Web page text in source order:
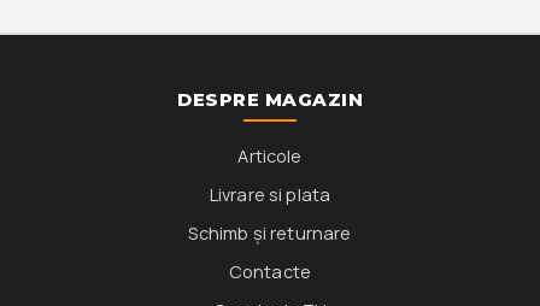
DESPRE MAGAZIN
Articole
Livrare si plata
Schimb și returnare
Contacte